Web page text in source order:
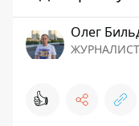
Олег
ЖУРНАЛИСТ
👍